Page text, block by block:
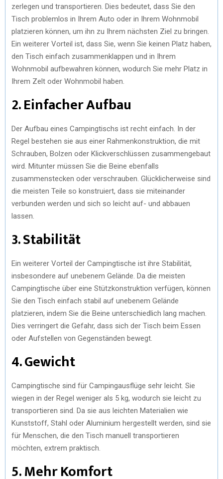
zerlegen und transportieren. Dies bedeutet, dass Sie den
Tisch problemlos in Ihrem Auto oder in Ihrem Wohnmobil
platzieren können, um ihn zu Ihrem nächsten Ziel zu bringen.
Ein weiterer Vorteil ist, dass Sie, wenn Sie keinen Platz haben,
den Tisch einfach zusammenklappen und in Ihrem
Wohnmobil aufbewahren können, wodurch Sie mehr Platz in
Ihrem Zelt oder Wohnmobil haben.
2. Einfacher Aufbau
Der Aufbau eines Campingtischs ist recht einfach. In der
Regel bestehen sie aus einer Rahmenkonstruktion, die mit
Schrauben, Bolzen oder Klickverschlüssen zusammengebaut
wird. Mitunter müssen Sie die Beine ebenfalls
zusammenstecken oder verschrauben. Glücklicherweise sind
die meisten Teile so konstruiert, dass sie miteinander
verbunden werden und sich so leicht auf- und abbauen
lassen.
3. Stabilität
Ein weiterer Vorteil der Campingtische ist ihre Stabilität,
insbesondere auf unebenem Gelände. Da die meisten
Campingtische über eine Stützkonstruktion verfügen, können
Sie den Tisch einfach stabil auf unebenem Gelände
platzieren, indem Sie die Beine unterschiedlich lang machen.
Dies verringert die Gefahr, dass sich der Tisch beim Essen
oder Aufstellen von Gegenständen bewegt.
4. Gewicht
Campingtische sind für Campingausflüge sehr leicht. Sie
wiegen in der Regel weniger als 5 kg, wodurch sie leicht zu
transportieren sind. Da sie aus leichten Materialien wie
Kunststoff, Stahl oder Aluminium hergestellt werden, sind sie
für Menschen, die den Tisch manuell transportieren
möchten, extrem praktisch.
5. Mehr Komfort